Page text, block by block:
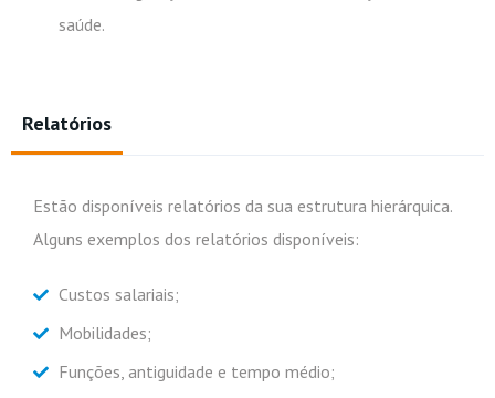
saúde.
Relatórios
Estão disponíveis relatórios da sua estrutura hierárquica.
Alguns exemplos dos relatórios disponíveis:
Custos salariais;
Mobilidades;
Funções, antiguidade e tempo médio;
Frotas
Subscrever